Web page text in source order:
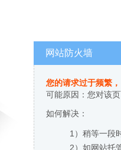
网站防火墙
您的请求过于频繁
可能原因：您对该
如何解决：
1）稍等一段
2）如网站托